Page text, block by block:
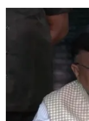
Agarwal को राज्य का
लोक भवन की ओर से
प्रभाव से लागू हो गई।